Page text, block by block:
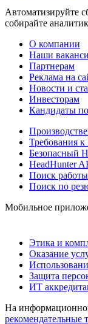
Автоматизируйте
собирайте
О компании
Наши
Партнерам
Реклама на
Новости и
Инвесторам
Кандидаты
Требования
Безопасный
HeadHunter
Поиск работы
Поиск по
Мобильное
Этика и
Оказание
Защита
ИТ
На
рекомендательные